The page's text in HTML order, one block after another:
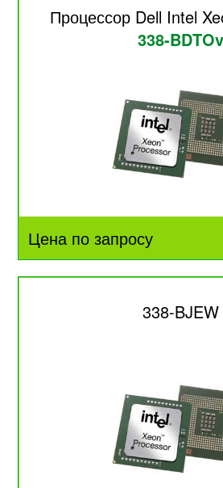
Процессор Dell Intel
338-BDTOv
Цена по запросу
338-BJEW